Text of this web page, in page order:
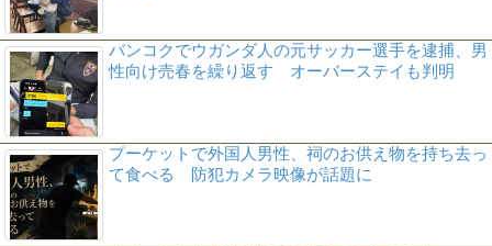
バンコクでウガンダ人の元サッカー選手を逮捕、男
性向け売春を繰り返す オーバーステイも判明
プーケットで外国人男性、祠のお供え物を持ち去っ
て食べる 防犯カメラ映像が話題に